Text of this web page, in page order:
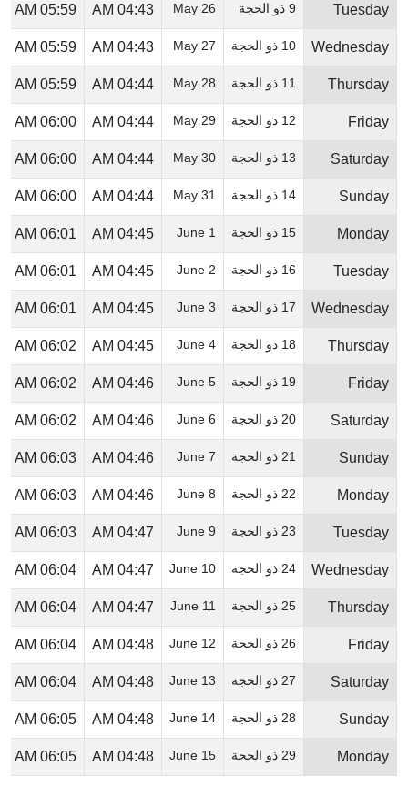
Tuesday 9 ذو الحجة 26 May
04:43 AM
05:59 AM
Wednesday 10 ذو الحجة 27 May
04:43 AM
05:59 AM
Thursday 11 ذو الحجة 28 May
04:44 AM
05:59 AM
Friday 12 ذو الحجة 29 May
04:44 AM
06:00 AM
Saturday 13 ذو الحجة 30 May
04:44 AM
06:00 AM
Sunday 14 ذو الحجة 31 May
04:44 AM
06:00 AM
Monday 15 ذو الحجة 1 June
04:45 AM
06:01 AM
Tuesday 16 ذو الحجة 2 June
04:45 AM
06:01 AM
Wednesday 17 ذو الحجة 3 June
04:45 AM
06:01 AM
Thursday 18 ذو الحجة 4 June
04:45 AM
06:02 AM
Friday 19 ذو الحجة 5 June
04:46 AM
06:02 AM
Saturday 20 ذو الحجة 6 June
04:46 AM
06:02 AM
Sunday 21 ذو الحجة 7 June
04:46 AM
06:03 AM
Monday 22 ذو الحجة 8 June
04:46 AM
06:03 AM
Tuesday 23 ذو الحجة 9 June
04:47 AM
06:03 AM
Wednesday 24 ذو الحجة 10 June
04:47 AM
06:04 AM
Thursday 25 ذو الحجة 11 June
04:47 AM
06:04 AM
Friday 26 ذو الحجة 12 June
04:48 AM
06:04 AM
Saturday 27 ذو الحجة 13 June
04:48 AM
06:04 AM
Sunday 28 ذو الحجة 14 June
04:48 AM
06:05 AM
Monday 29 ذو الحجة 15 June
04:48 AM
06:05 AM